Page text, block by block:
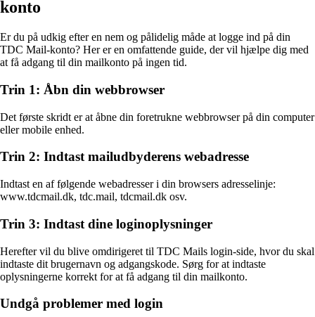
konto
Er du på udkig efter en nem og pålidelig måde at logge ind på din
TDC Mail-konto? Her er en omfattende guide, der vil hjælpe dig med
at få adgang til din mailkonto på ingen tid.
Trin 1: Åbn din webbrowser
Det første skridt er at åbne din foretrukne webbrowser på din computer
eller mobile enhed.
Trin 2: Indtast mailudbyderens webadresse
Indtast en af følgende webadresser i din browsers adresselinje:
www.tdcmail.dk, tdc.mail, tdcmail.dk osv.
Trin 3: Indtast dine loginoplysninger
Herefter vil du blive omdirigeret til TDC Mails login-side, hvor du skal
indtaste dit brugernavn og adgangskode. Sørg for at indtaste
oplysningerne korrekt for at få adgang til din mailkonto.
Undgå problemer med login